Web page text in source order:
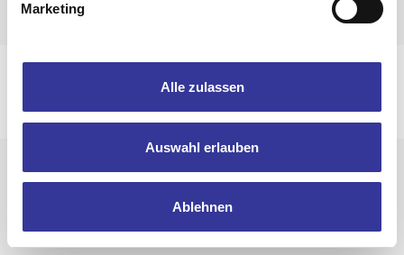
Marketing
Alle zulassen
Auswahl erlauben
Ablehnen
Impressum Datenschutzerklärung